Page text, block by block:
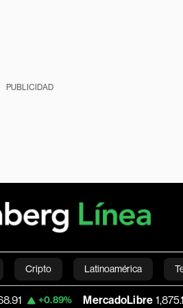
PUBLICIDAD
Cripto Latinoamérica
Estilo de vida Mundo Videos
MercadoLibre 1,875.19 -